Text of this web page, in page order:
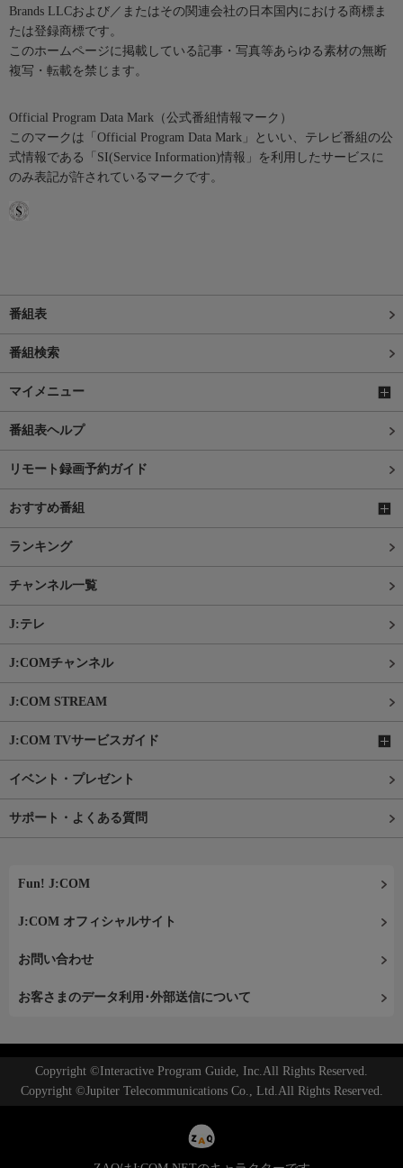
Brands LLCおよび／またはその関連会社の日本国内における商標ま
たは登録商標です。
このホームページに掲載している記事・写真等あらゆる素材の無断
複写・転載を禁じます。
Official Program Data Mark（公式番組情報マーク）
このマークは「Official Program Data Mark」といい、テレビ番組の公
式情報である「SI(Service Information)情報」を利用したサービスに
のみ表記が許されているマークです。
番組表
番組検索
マイメニュー
番組表ヘルプ
リモート録画予約ガイド
おすすめ番組
ランキング
チャンネル一覧
J:テレ
J:COMチャンネル
J:COM STREAM
J:COM TVサービスガイド
イベント・プレゼント
サポート・よくある質問
Fun! J:COM
J:COM オフィシャルサイト
お問い合わせ
お客さまのデータ利用･外部送信について
Copyright ©Interactive Program Guide, Inc.All Rights Reserved.
Copyright ©Jupiter Telecommunications Co., Ltd.All Rights Reserved.